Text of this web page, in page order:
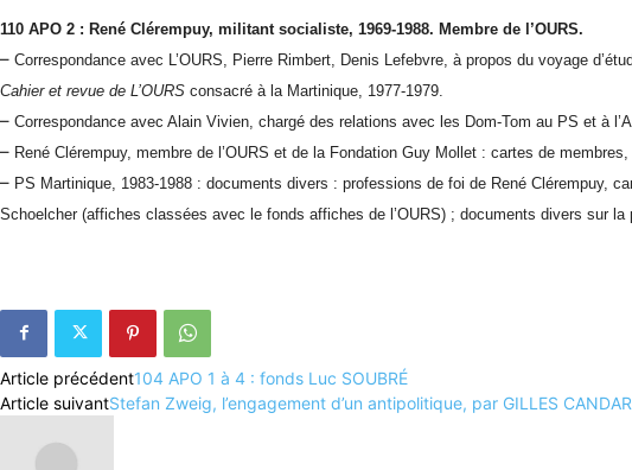
110 APO 2 : René Clérempuy, militant socialiste, 1969-1988. Membre de l’OURS.
– Correspondance avec L’OURS, Pierre Rimbert, Denis Lefebvre, à propos du voyage
Cahier et revue de L’OURS consacré à la Martinique, 1977-1979.
– Correspondance avec Alain Vivien, chargé des relations avec les Dom-Tom au PS et à
– René Clérempuy, membre de l’OURS et de la Fondation Guy Mollet : cartes de
– PS Martinique, 1983-1988 : documents divers : professions de foi de René Clérempuy,
Schoelcher (affiches classées avec le fonds affiches de l’OURS) ; documents divers sur la
Article précédent104 APO 1 à 4 : fonds Luc SOUBRÉ
Article suivantStefan Zweig, l’engagement d’un antipolitique, par GILLES CANDAR